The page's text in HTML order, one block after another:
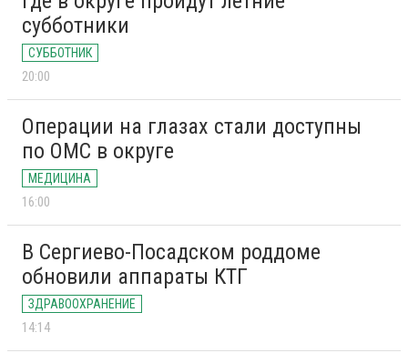
субботники
СУББОТНИК
20:00
Операции на глазах стали доступны
по ОМС в округе
МЕДИЦИНА
16:00
В Сергиево-Посадском роддоме
обновили аппараты КТГ
ЗДРАВООХРАНЕНИЕ
14:14